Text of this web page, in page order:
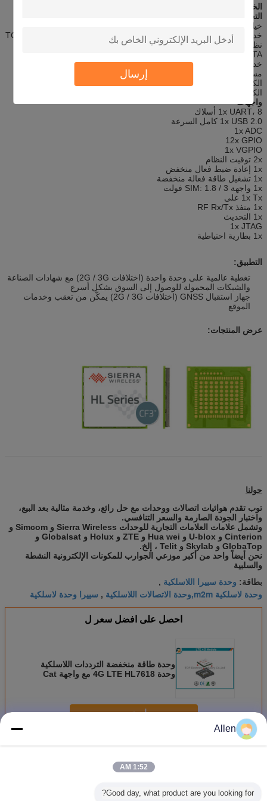
إرسال
الخصائص:
التحكم والبرمجيات والميزات
خيارات التحكم: أوامر AT
خدمات الإنترنت: TCP، UDP، FTP، HTTP، HTTPS، SMTP، POP3، SSL
نظام التشغيل المضيف: أندرويد، لينكس، ويندوز
FOTA: مجاني وغير محدود من خلال AirVantage
خدمة السحابة: AirVantage Cloud جاهزة
مسح الشبكة ومراقبتها
الكشف عن التشويش
الكشف عن الهوائي
واجهات
1x UART، 8 أسلاك
1x USB 2.0 كامل السرعة
1x ADC
12x GPIO
1x VGPIO
2x توقيت النظام
1x إعادة ضبط فعال منخفض
1x تشغيل طاقة فعالة منخفضة
1x واجهة SIM: 1.8 / 3 فولت
1x Tx على
1x منفذ RF Rx/Tx
1x التحديث
1x JTAG
1x بطارية احتياطية
التطبيق:
تغطية عالمية على وحدة واحدة (اختلافات 2G / 3G) مع شهادات الصناعة
والشبكات المحمولة للوصول إلى السوق بشكل أسرع
جهاز استقبال GNSS (اختلافات 2G / 3G) يمكّن من تعقب وخدمات
الموقع
عرض المنتجات:
حولنا
توب تقدم هوائيات اتصالات ووحدات مع حل رائع، وخدمة مثالية بعد البيع،
واختبار الجودة الصارمة والسعر التنافسي.
وتشمل علامات العلامات التجارية للوحدات Sierra Wireless و Simcom و
Cinterion و U-blox و Hua wei و ZTE و Holux و Globalsat و
GlobaTop و Skylab و Telit ، إلخ.
نحن أيضاً واحد من أكبر موزعي الجوارب للمكونات الإلكترونية النشطة
والسلبية
بطاقة: وحدة سييرا اللاسلكية ,
وحدة لاسلكية m2m,وحدة الاتصالات اللاسلكية , سييرا وحدة لاسلكية
احصل على افضل سعر ل
وحدة طاقة منخفضة الترددات اللاسلكية
وحدة 4G LTE HL7618 مع واجهة Cat
استمر
أكثروحدة 4G 5G
Allen
1:52 AM
Good day, what product are you looking for?